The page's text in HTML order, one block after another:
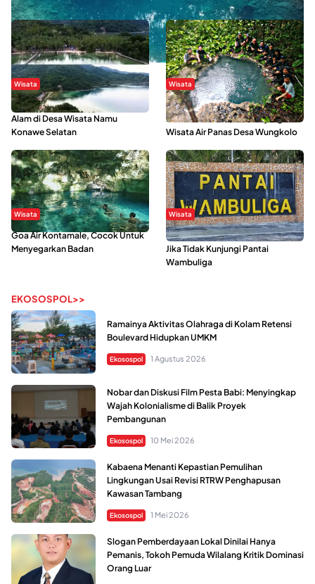
Wisata
Menikmati Suasana Keindahan
Alam di Desa Wisata Namu
Konawe Selatan
Wisata
Sering Menjadi Tempat Refreshing
Mahasiswa KKN, Yuk Kunjungi
Wisata Air Panas Desa Wungkolo
Wisata
Goa Air Kontamale, Cocok Untuk
Menyegarkan Badan
Wisata
Berkunjung Ke Wakatobi, Nyesal
Jika Tidak Kunjungi Pantai
Wambuliga
EKOSOSPOL>>
Ramainya Aktivitas Olahraga di Kolam Retensi
Boulevard Hidupkan UMKM
Ekosospol 1 Agustus 2026
Nobar dan Diskusi Film Pesta Babi: Menyingkap
Wajah Kolonialisme di Balik Proyek
Pembangunan
Ekosospol 10 Mei 2026
Kabaena Menanti Kepastian Pemulihan
Lingkungan Usai Revisi RTRW Penghapusan
Kawasan Tambang
Ekosospol 1 Mei 2026
Slogan Pemberdayaan Lokal Dinilai Hanya
Pemanis, Tokoh Pemuda Wilalang Kritik Dominasi
Orang Luar